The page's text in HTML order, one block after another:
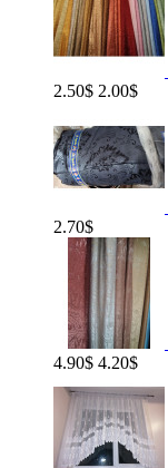
2.50$ 2.00$
2.70$
4.90$ 4.20$